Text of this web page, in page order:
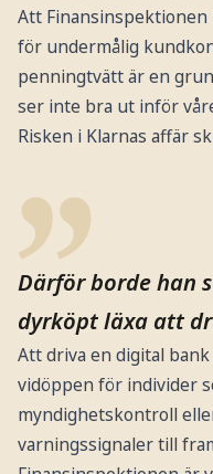
Att
för undermålig
penningtvätt är en
ser inte bra ut inför
Risken i Klarnas affär
Därför borde han
dyrköpt läxa att
Att driva en digital
vidöppen för individer
myndighetskontroll
varningssignaler till